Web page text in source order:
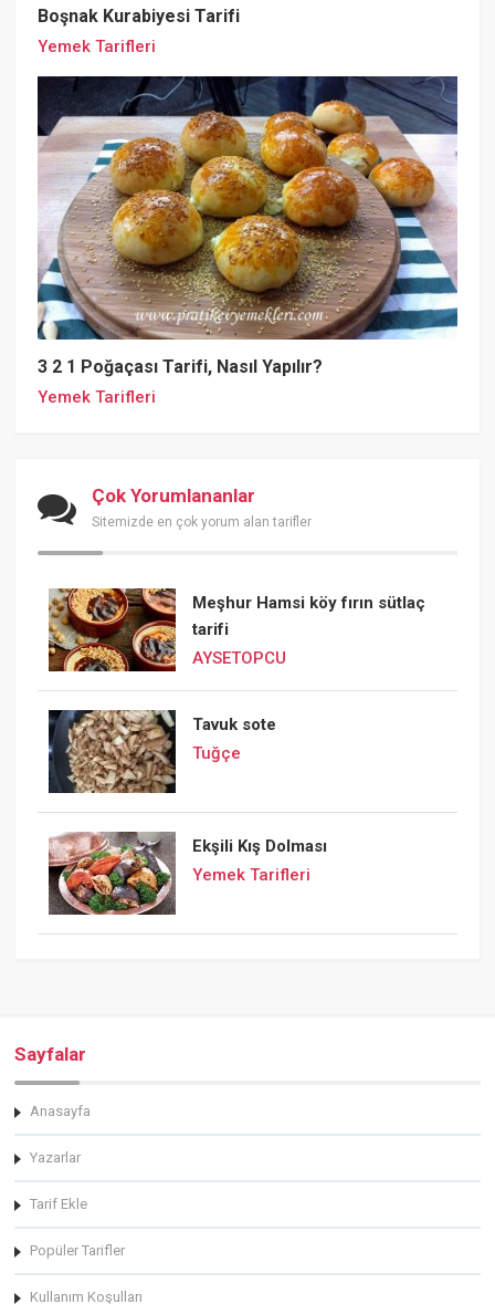
Boşnak Kurabiyesi Tarifi
Yemek Tarifleri
3 2 1 Poğaçası Tarifi, Nasıl Yapılır?
Yemek Tarifleri
Çok Yorumlananlar
Sitemizde en çok yorum alan tarifler
Meşhur Hamsi köy fırın sütlaç
tarifi
AYSETOPCU
Tavuk sote
Tuğçe
Ekşili Kış Dolması
Yemek Tarifleri
Sayfalar
Anasayfa
Yazarlar
Tarif Ekle
Popüler Tarifler
Kullanım Koşulları